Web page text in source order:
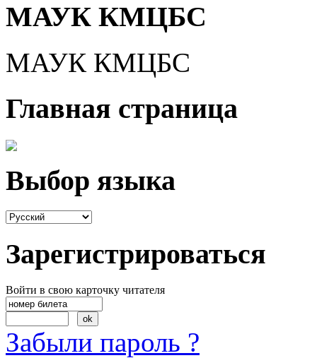
МАУК КМЦБС
МАУК КМЦБС
Главная страница
Выбор языка
Зарегистрироваться
Войти в свою карточку читателя
Забыли пароль ?